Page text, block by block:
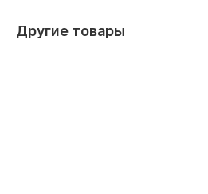
Другие товары